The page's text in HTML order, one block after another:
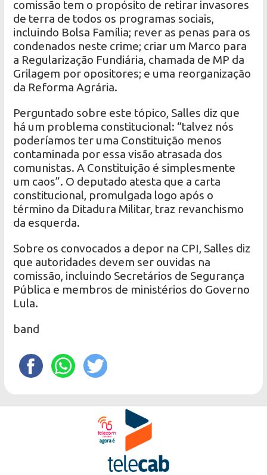
comissão tem o propósito de retirar invasores
de terra de todos os programas sociais,
incluindo Bolsa Família; rever as penas para os
condenados neste crime; criar um Marco para
a Regularização Fundiária, chamada de MP da
Grilagem por opositores; e uma reorganização
da Reforma Agrária.
Perguntado sobre este tópico, Salles diz que
há um problema constitucional: “talvez nós
poderíamos ter uma Constituição menos
contaminada por essa visão atrasada dos
comunistas. A Constituição é simplesmente
um caos”. O deputado atesta que a carta
constitucional, promulgada logo após o
término da Ditadura Militar, traz revanchismo
da esquerda.
Sobre os convocados a depor na CPI, Salles diz
que autoridades devem ser ouvidas na
comissão, incluindo Secretários de Segurança
Pública e membros de ministérios do Governo
Lula.
band